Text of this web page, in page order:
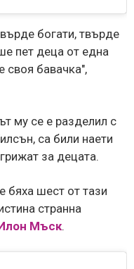
богати, твърде
пет деца от една
своя бавачка",
му се е разделил с
са били наети
за децата.
бяха шест от тази
странна
Мъск.